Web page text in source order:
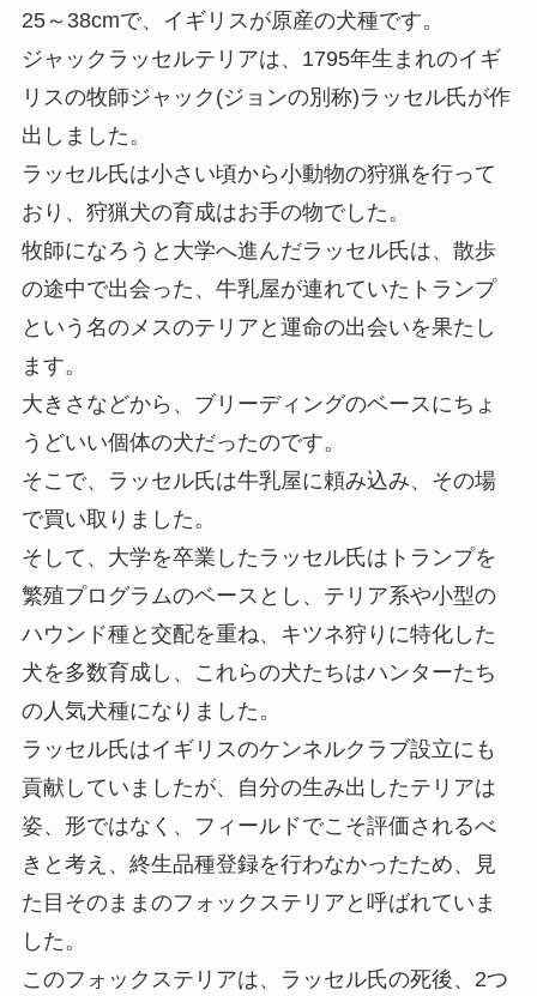
25～38cmで、イギリスが原産の犬種です。
ジャックラッセルテリアは、1795年生まれのイギ
リスの牧師ジャック(ジョンの別称)ラッセル氏が作
出しました。
ラッセル氏は小さい頃から小動物の狩猟を行って
おり、狩猟犬の育成はお手の物でした。
牧師になろうと大学へ進んだラッセル氏は、散歩
の途中で出会った、牛乳屋が連れていたトランプ
という名のメスのテリアと運命の出会いを果たし
ます。
大きさなどから、ブリーディングのベースにちょ
うどいい個体の犬だったのです。
そこで、ラッセル氏は牛乳屋に頼み込み、その場
で買い取りました。
そして、大学を卒業したラッセル氏はトランプを
繁殖プログラムのベースとし、テリア系や小型の
ハウンド種と交配を重ね、キツネ狩りに特化した
犬を多数育成し、これらの犬たちはハンターたち
の人気犬種になりました。
ラッセル氏はイギリスのケンネルクラブ設立にも
貢献していましたが、自分の生み出したテリアは
姿、形ではなく、フィールドでこそ評価されるべ
きと考え、終生品種登録を行わなかったため、見
た目そのままのフォックステリアと呼ばれていま
した。
このフォックステリアは、ラッセル氏の死後、2つ